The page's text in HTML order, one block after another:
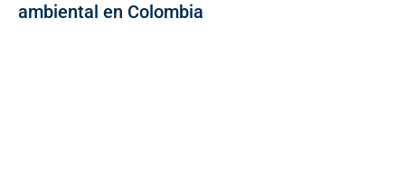
ambiental en Colombia